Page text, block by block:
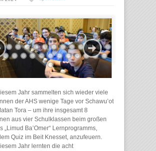
Jahr sammelten sich wieder viele
der AHS wenige Tage vor Schawu’ot
Tora – um ihre insgesamt 8
aus vier Schulklassen beim großen
„Limud Ba’Omer“ Lernprogramms,
Quiz im Beit Knesset, anzufeuern.
Jahr lernten die acht